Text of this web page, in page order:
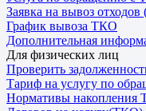
Заявка на вывоз
График вывоза ТКО
Дополнительная
Для физических лиц
Проверить
Тариф на услугу по
Нормативы накопления